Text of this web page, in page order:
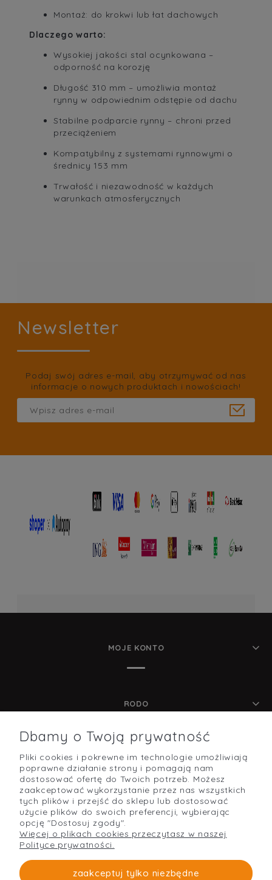
Montaż: do krokwi lub łat dachowych
Dlaczego warto:
Wysokiej jakości stal ocynkowana –
odporność na korozję
Długość 310 mm – umożliwia montaż
rynny w odpowiednim odstępie od dachu
Stabilne podparcie rynny – chroni przed
przeciążeniem
Kompatybilny z systemami rynnowymi o
średnicy 153 mm
Trwałość i niezawodność w każdych
warunkach atmosferycznych
Newsletter
Podaj swój adres e-mail, aby otrzymywać od nas
informacje o nowych produktach i nowościach!
MOJE KONTO
RODO
POMOC
O NAS
PŁATNOŚCI I DOSTAWA
Dbamy o Twoją prywatność
Pliki cookies i pokrewne im technologie umożliwiają
poprawne działanie strony i pomagają nam
dostosować ofertę do Twoich potrzeb. Możesz
zaakceptować wykorzystanie przez nas wszystkich
tych plików i przejść do sklepu lub dostosować
użycie plików do swoich preferencji, wybierając
opcję "Dostosuj zgody".
Więcej o plikach cookies przeczytasz w naszej
Polityce prywatności.
zaakceptuj tylko niezbędne